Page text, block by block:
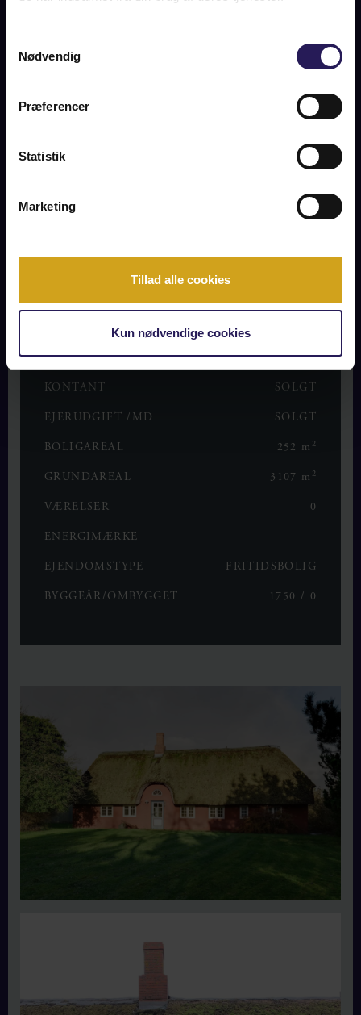
Nødvendig
Præferencer
Statistik
Marketing
Tillad alle cookies
Kun nødvendige cookies
OM BOLIGEN
Idyllisk fritidshus på 252 m2 (BBR) med skøn beliggenhed på
3.107 m2 naturskøn grund i Kongsmark ved den østlige del af
moderniseret med respekt for stedets oprindelige ånd. En
vellykket og smagfuld istandsættelse, der tillader rigeligt
stor opholdsstue, hvorfra der er videre adgang til stort
separat beliggende soveværelse med eget badeværelse med
brus. 1. salen er indrettet med opholdsstue/repos, stort
OPLYSNINGER OM BOLIGEN
KONTANT SOLGT
EJERUDGIFT /MD SOLGT
BOLIGAREAL 252 m 2
GRUNDAREAL 3107 m 2
VÆRELSER 0
ENERGIMÆRKE
EJENDOMSTYPE FRITIDSBOLIG
BYGGEÅR/OMBYGGET 1750 / 0